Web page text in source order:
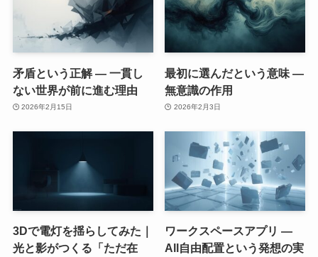
矛盾という正解 ― 一貫し
ない世界が前に進む理由
2026年2月15日
最初に選んだという意味 ―
無意識の作用
2026年2月3日
3Dで電灯を揺らしてみた｜
光と影がつくる「ただ在
ワークスペースアプリ ―
All自由配置という発想の実